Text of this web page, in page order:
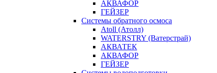
АКВАФОР
ГЕЙЗЕР
Системы обратного осмоса
Atoll (Атолл)
WATERSTRY (Ватерстрай)
АКВАТЕК
АКВАФОР
ГЕЙЗЕР